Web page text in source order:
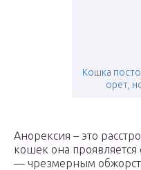
Кошка
орет,
Анорексия – это
кошек она
— чрезмерным